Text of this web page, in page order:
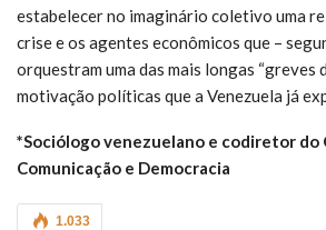
estabelecer no imaginário coletivo uma
crise e os agentes econômicos que –
orquestram uma das mais longas “greves
motivação políticas que a Venezuela já
*Sociólogo venezuelano e codiretor do
Comunicação e Democracia
1.033